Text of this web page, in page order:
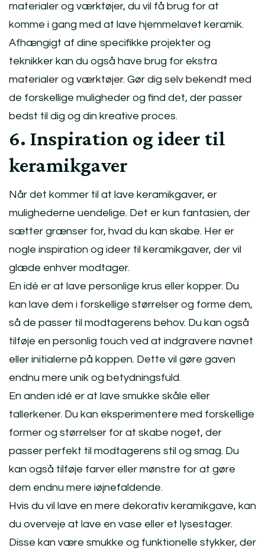
materialer og værktøjer, du vil få brug for at
komme i gang med at lave hjemmelavet keramik.
Afhængigt af dine specifikke projekter og
teknikker kan du også have brug for ekstra
materialer og værktøjer. Gør dig selv bekendt med
de forskellige muligheder og find det, der passer
bedst til dig og din kreative proces.
6. Inspiration og ideer til
keramikgaver
Når det kommer til at lave keramikgaver, er
mulighederne uendelige. Det er kun fantasien, der
sætter grænser for, hvad du kan skabe. Her er
nogle inspiration og ideer til keramikgaver, der vil
glæde enhver modtager.
En idé er at lave personlige krus eller kopper. Du
kan lave dem i forskellige størrelser og forme dem,
så de passer til modtagerens behov. Du kan også
tilføje en personlig touch ved at indgravere navnet
eller initialerne på koppen. Dette vil gøre gaven
endnu mere unik og betydningsfuld.
En anden idé er at lave smukke skåle eller
tallerkener. Du kan eksperimentere med forskellige
former og størrelser for at skabe noget, der
passer perfekt til modtagerens stil og smag. Du
kan også tilføje farver eller mønstre for at gøre
dem endnu mere iøjnefaldende.
Hvis du vil lave en mere dekorativ keramikgave, kan
du overveje at lave en vase eller et lysestager.
Disse kan være smukke og funktionelle stykker, der